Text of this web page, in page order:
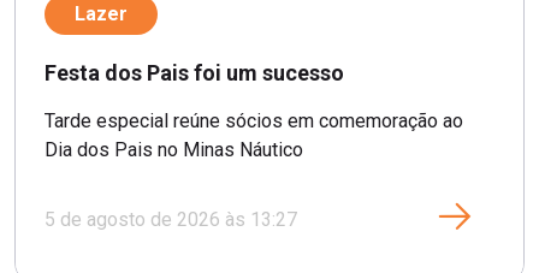
Lazer
Festa dos Pais foi um sucesso
Tarde especial reúne sócios em comemoração ao
Dia dos Pais no Minas Náutico
5 de agosto de 2026 às 13:27